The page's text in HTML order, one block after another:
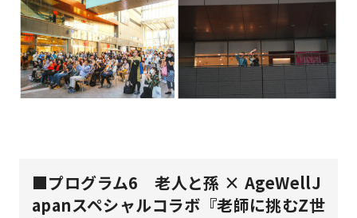
■プログラム6 老人と孫 × AgeWellJ
apanスペシャルコラボ『老師に挑むZ世